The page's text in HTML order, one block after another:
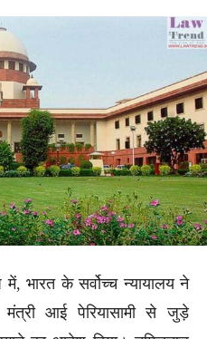
में, भारत के सर्वोच्च न्यायालय ने
मंत्री आई पेरियासामी से जुड़े